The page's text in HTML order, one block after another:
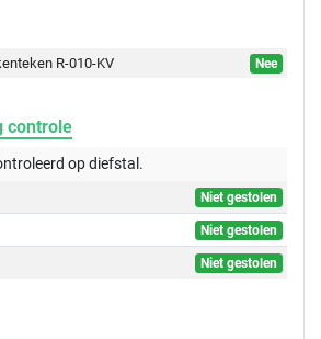
R-010-KV
Nee
controle
opdiefstal.
Niet gestolen
Niet gestolen
Niet gestolen